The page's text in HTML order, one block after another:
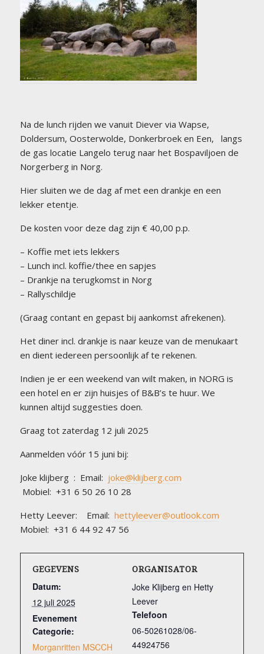
Na de lunch rijden we vanuit Diever via Wapse,
Doldersum, Oosterwolde, Donkerbroek en Een, langs
de gas locatie Langelo terug naar het Bospaviljoen de
Norgerberg in Norg.
Hier sluiten we de dag af met een drankje en een
lekker etentje.
De kosten voor deze dag zijn € 40,00 p.p.
– Koffie met iets lekkers
– Lunch incl. koffie/thee en sapjes
– Drankje na terugkomst in Norg
– Rallyschildje
(Graag contant en gepast bij aankomst afrekenen).
Het diner incl. drankje is naar keuze van de menukaart
en dient iedereen persoonlijk af te rekenen.
Indien je er een weekend van wilt maken, in NORG is
een hotel en er zijn huisjes of B&B’s te huur. We
kunnen altijd suggesties doen.
Graag tot zaterdag 12 juli 2025
Aanmelden vóór 15 juni bij:
Joke klijberg : Email: joke@klijberg.com
Mobiel: +31 6 50 26 10 28
Hetty Leever: Email: hettyleever@outlook.com
Mobiel: +31 6 44 92 47 56
GEGEVENS
Datum:
12 juli 2025
Evenement
Categorie:
Morganritten MSCCH
ORGANISATOR
Joke Klijberg en Hetty
Leever
Telefoon
06-50261028/06-
44924756